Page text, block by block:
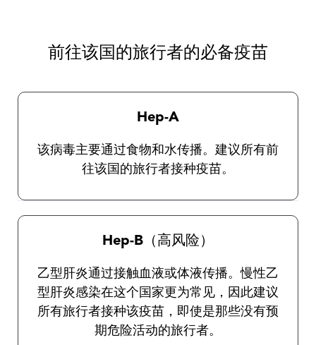
康来自业者将为您提供有关一般保护措施及选
前往该国的旅行者的必备疫苗
Hep-A
该病毒主要通过食物和水传播。建议所有前
往该国的旅行者接种疫苗。
Hep-B（高风险）
乙型肝炎通过接触血液或体液传播。慢性乙
型肝炎感染在这个国家更为常见，因此建议
所有旅行者接种该疫苗，即使是那些没有预
期危险活动的旅行者。